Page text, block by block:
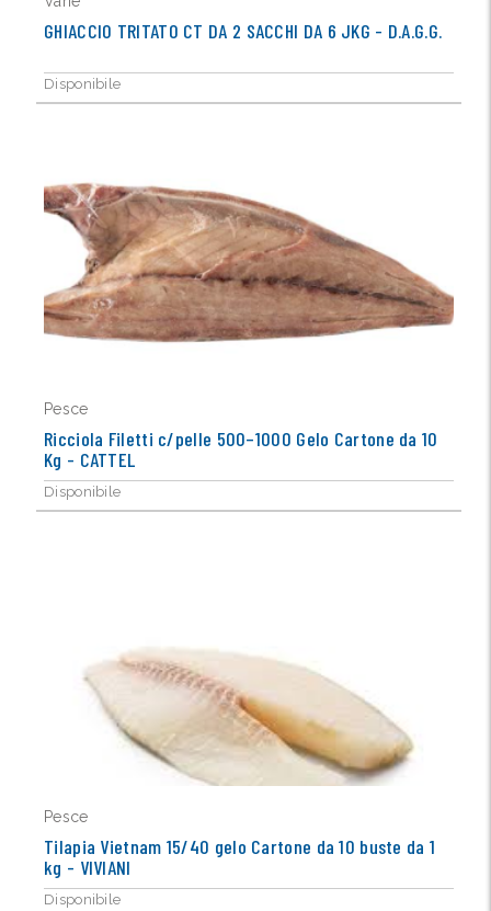
GHIACCIO TRITATO CT DA 2 SACCHI DA 6 JKG - D.A.G.G.
Disponibile
Pesce
Ricciola Filetti c/pelle 500–1000 Gelo Cartone da 10
Kg - CATTEL
Disponibile
Pesce
Tilapia Vietnam 15/40 gelo Cartone da 10 buste da 1
kg - VIVIANI
Disponibile